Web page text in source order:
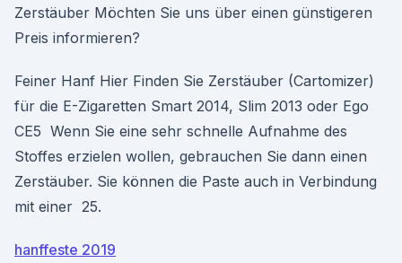
Zerstäuber Möchten Sie uns über einen günstigeren
Preis informieren?
Feiner Hanf Hier Finden Sie Zerstäuber (Cartomizer)
für die E-Zigaretten Smart 2014, Slim 2013 oder Ego
CE5 Wenn Sie eine sehr schnelle Aufnahme des
Stoffes erzielen wollen, gebrauchen Sie dann einen
Zerstäuber. Sie können die Paste auch in Verbindung
mit einer 25.
hanffeste 2019